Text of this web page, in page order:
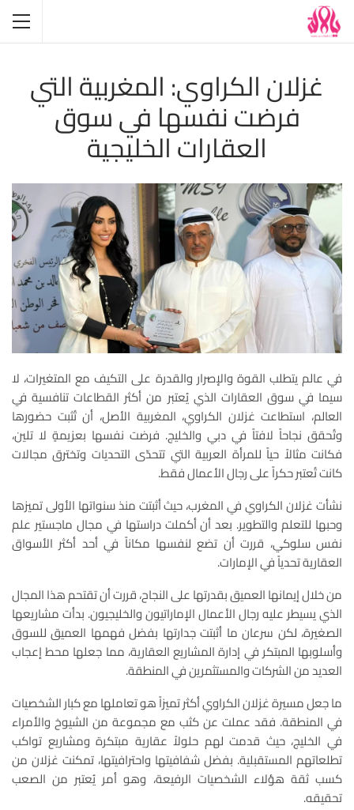
غزلان الكراوي: المغربية التي
فرضت نفسها في سوق
العقارات الخليجية
في عالم يتطلب القوة والإصرار والقدرة على التكيف مع المتغيرات، لا
سيما في سوق العقارات الذي يُعتبر من أكثر القطاعات تنافسية في
العالم، استطاعت غزلان الكراوي، المغربية الأصل، أن تُثبت حضورها
وتُحقق نجاحاً لافتاً في دبي والخليج. فرضت نفسها بعزيمةٍ لا تلين،
فكانت مثالاً حياً للمرأة العربية التي تتحدّى التحديات وتخترق مجالات
كانت تُعتبر حكراً على رجال الأعمال فقط.
نشأت غزلان الكراوي في المغرب، حيث أثبتت منذ سنواتها الأولى تميزها
وحبها للتعلم والتطوير. بعد أن أكملت دراستها في مجال ماجستير علم
نفس سلوكي، قررت أن تضع لنفسها مكاناً في أحد أكثر الأسواق
العقارية تحدياً في الإمارات.
من خلال إيمانها العميق بقدرتها على النجاح، قررت أن تقتحم هذا المجال
الذي يسيطر عليه رجال الأعمال الإماراتيون والخليجيون. بدأت مشاريعها
الصغيرة، لكن سرعان ما أثبتت جدارتها بفضل فهمها العميق للسوق
وأسلوبها المبتكر في إدارة المشاريع العقارية، مما جعلها محط إعجاب
العديد من الشركات والمستثمرين في المنطقة.
ما جعل مسيرة غزلان الكراوي أكثر تميزاً هو تعاملها مع كبار الشخصيات
في المنطقة. فقد عملت عن كثب مع مجموعة من الشيوخ والأمراء
في الخليج، حيث قدمت لهم حلولاً عقارية مبتكرة ومشاريع تواكب
تطلعاتهم المستقبلية. بفضل شفافيتها واحترافيتها، تمكنت غزلان من
كسب ثقة هؤلاء الشخصيات الرفيعة، وهو أمر يُعتبر من الصعب
تحقيقه.